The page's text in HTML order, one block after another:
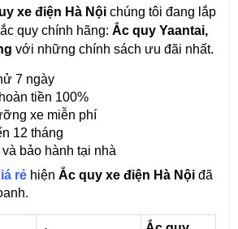
xe điện Hà Nộichúng tôi đang lắp
quy chính hãng: Ắc quyYaantai,
với những chính sách ưu đãi nhất.
7 ngày
tiền 100%
xe miễn phí
12 tháng
bảo hành tại nhà
rẻ hiệnẮc quy xe điện Hà Nộiđã